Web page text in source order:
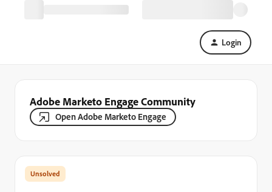
Login
Adobe Marketo Engage Community
Open Adobe Marketo Engage